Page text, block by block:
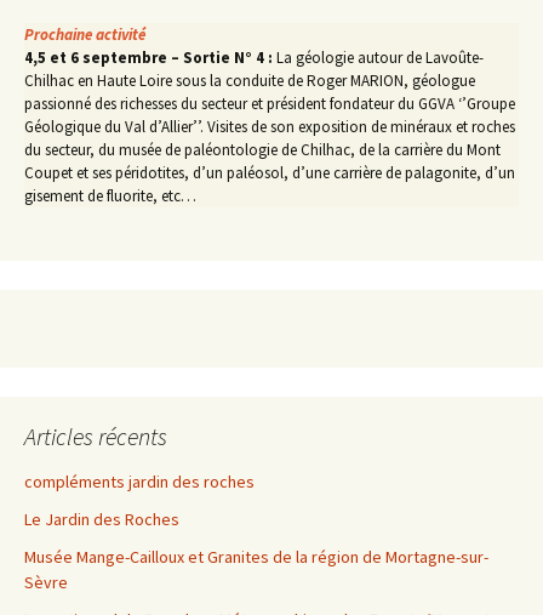
Prochaine activité
4,5 et 6 septembre – Sortie N° 4 : La géologie autour de Lavoûte-
Chilhac en Haute Loire sous la conduite de Roger MARION, géologue
passionné des richesses du secteur et président fondateur du GGVA ‘’Groupe
Géologique du Val d’Allier’’. Visites de son exposition de minéraux et roches
du secteur, du musée de paléontologie de Chilhac, de la carrière du Mont
Coupet et ses péridotites, d’un paléosol, d’une carrière de palagonite, d’un
gisement de fluorite, etc…
Articles récents
compléments jardin des roches
Le Jardin des Roches
Musée Mange-Cailloux et Granites de la région de Mortagne-sur-
Sèvre